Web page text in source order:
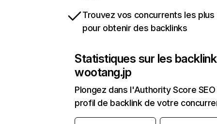
Trouvez vos concurrents les
pour obtenir des backlinks
Statistiques sur les
wootang.jp
Plongez dans l'Authority Score
profil de backlink de votre